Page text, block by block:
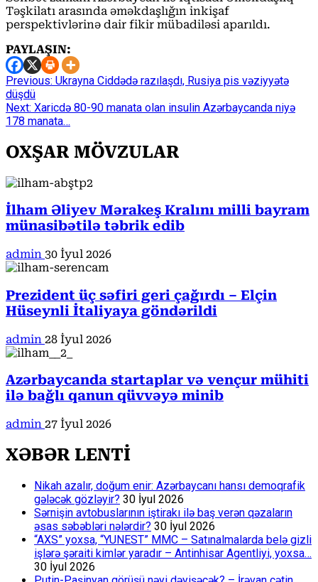
Təşkilatı arasında əməkdaşlığın inkişaf
perspektivlərinə dair fikir mübadiləsi aparıldı.
PAYLAŞIN:
Continue
Reading
Previous: Ukrayna Ciddədə razılaşdı, Rusiya pis vəziyyətə
düşdü
Next: Xaricdə 80-90 manata olan insulin Azərbaycanda niyə
178 manata…
OXŞAR MÖVZULAR
İlham Əliyev Mərakeş Kralını milli bayram
münasibətilə təbrik edib
admin 30 İyul 2026
Prezident üç səfiri geri çağırdı – Elçin
Hüseynli İtaliyaya göndərildi
admin 28 İyul 2026
Azərbaycanda startaplar və vençur mühiti
ilə bağlı qanun qüvvəyə minib
admin 27 İyul 2026
XƏBƏR LENTİ
Nikah azalır, doğum enir: Azərbaycanı hansı demoqrafik
gələcək gözləyir? 30 İyul 2026
Sərnişin avtobuslarının iştirakı ilə baş verən qəzaların
əsas səbəbləri nələrdir? 30 İyul 2026
“AXS” yoxsa, “YUNEST” MMC – Satınalmalarda belə gizli
işlərə şəraiti kimlər yaradır – Antinhisar Agentliyi, yoxsa…
30 İyul 2026